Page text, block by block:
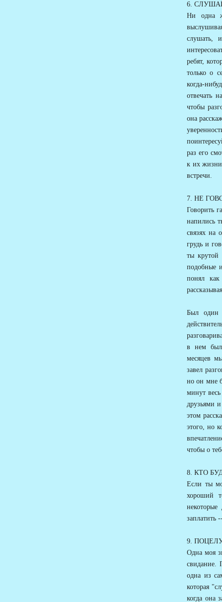
6.
Ни одна
слушать,
ребят,
только о
когда-
отвечать
чтобы
она
раз его
к их
встречи.
7. НЕ
Говорить
напились
связях на
грудь и
ты крутой
подобные
понял
Был один
в нем
месяцев
завел
но он мне
минут
друзьями
этом
этого, но
чтобы о
8. КТО
Если ты
хороший
заплатить
9.
Одна моя
свидание.
одна из
которая
когда она